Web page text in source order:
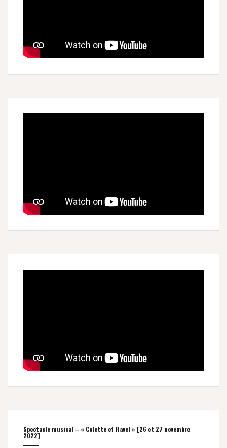
Spectacle musical – « Colette et Ravel » [26 et 27 novembre
2022]